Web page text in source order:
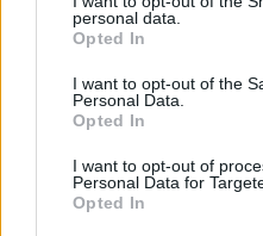
personal data.
Opted In
I want to opt-out of the
Personal Data.
Opted In
I want to opt-out of
Personal Data for
Opted In